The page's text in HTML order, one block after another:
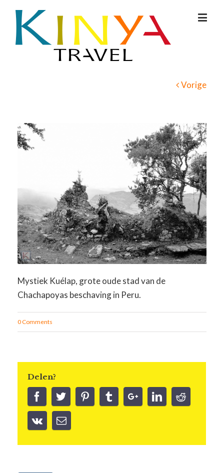
Vorige
Mystiek Kuélap, grote oude stad van de
Chachapoyas beschaving in Peru.
0 Comments
Delen?